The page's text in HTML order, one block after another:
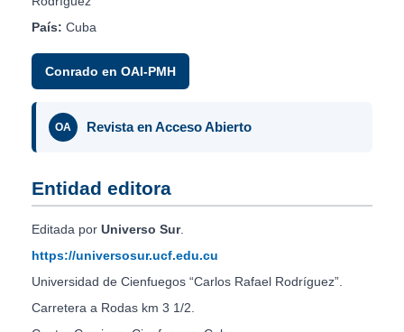
País: Cuba
Conrado en OAI-PMH
OA Revista en Acceso Abierto
Entidad editora
Editada por Universo Sur.
https://universosur.ucf.edu.cu
Universidad de Cienfuegos “Carlos Rafael Rodríguez”.
Carretera a Rodas km 3 1/2.